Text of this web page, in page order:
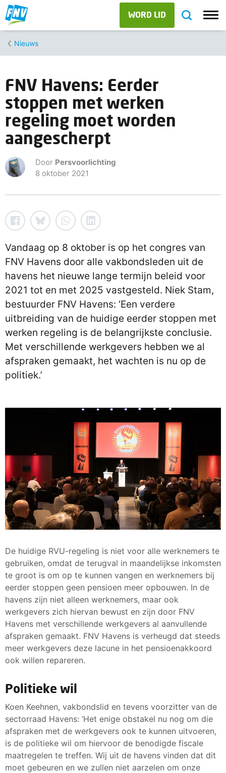
WORD LID
Nieuws
FNV Havens: Eerder
stoppen met werken
regeling moet worden
aangescherpt
Door Persvoorlichting
8 oktober 2021
Vandaag op 8 oktober is op het congres van
FNV Havens door alle vakbondsleden uit de
havens het nieuwe lange termijn beleid voor
2021 tot en met 2025 vastgesteld. Niek Stam,
bestuurder FNV Havens: ‘Een verdere
uitbreiding van de huidige eerder stoppen met
werken regeling is de belangrijkste conclusie.
Met verschillende werkgevers hebben we al
afspraken gemaakt, het wachten is nu op de
politiek.’
De huidige RVU-regeling is niet voor alle werknemers te
gebruiken, omdat de terugval in maandelijkse inkomsten
te groot is om op te kunnen vangen en werknemers bij
eerder stoppen geen pensioen meer opbouwen. In de
havens zijn niet alleen werknemers, maar ook
werkgevers zich hiervan bewust en zijn door FNV
Havens met verschillende werkgevers al aanvullende
afspraken gemaakt. FNV Havens is verheugd dat steeds
meer werkgevers deze lacune in het pensioenakkoord
ook willen repareren.
Politieke wil
Koen Keehnen, vakbondslid en tevens voorzitter van de
sectorraad Havens: ‘Het enige obstakel nu nog om die
afspraken met de werkgevers ook te kunnen uitvoeren,
is de politieke wil om hiervoor de benodigde fiscale
maatregelen te treffen. Wij uit de havens vinden dat dit
moet gebeuren en we zullen niet aarzelen om onze